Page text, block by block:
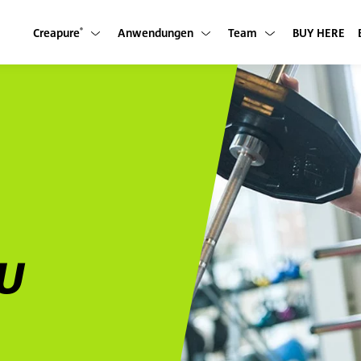
Creapure® Untermenü anzeigen
Anwendungen Untermenü anzeigen
Team Untermenü anzeigen
BUY HERE